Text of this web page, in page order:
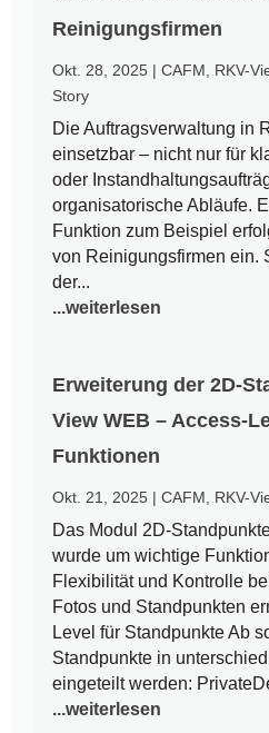
Reinigungsfirmen
Okt. 28, 2025 |CAFM RKV-
Story
Die Auftragsverwaltung in
einsetzbar – nicht nur für
oder
organisatorische Abläufe.
Funktion zum Beispiel
von Reinigungsfirmen ein.
der...
...weiterlesen
Erweiterung der 2D-
View WEB – Access-
Funktionen
Okt. 21, 2025 |CAFM RKV-
Das Modul 2D-
wurde um wichtige
Flexibilität und Kontrolle
Fotos und Standpunkten
Level für Standpunkte Ab
Standpunkte in
eingeteilt werden:
...weiterlesen